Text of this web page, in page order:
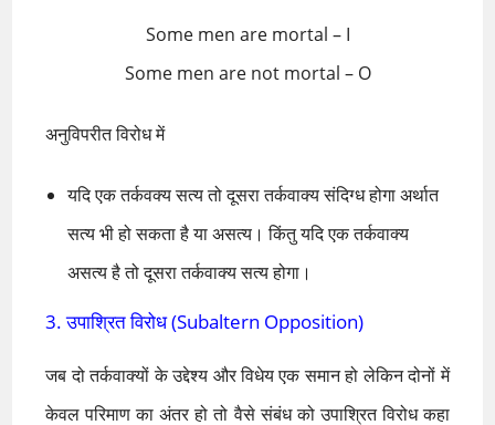
Some men are mortal – I
Some men are not mortal – O
अनुविपरीत विरोध में
यदि एक तर्कवक्य सत्य तो दूसरा तर्कवाक्य संदिग्ध होगा अर्थात
सत्य भी हो सकता है या असत्य। किंतु यदि एक तर्कवाक्य
असत्य है तो दूसरा तर्कवाक्य सत्य होगा।
3. उपाश्रित विरोध (Subaltern Opposition)
जब दो तर्कवाक्यों के उद्देश्य और विधेय एक समान हो लेकिन दोनों में
केवल परिमाण का अंतर हो तो वैसे संबंध को उपाश्रित विरोध कहा